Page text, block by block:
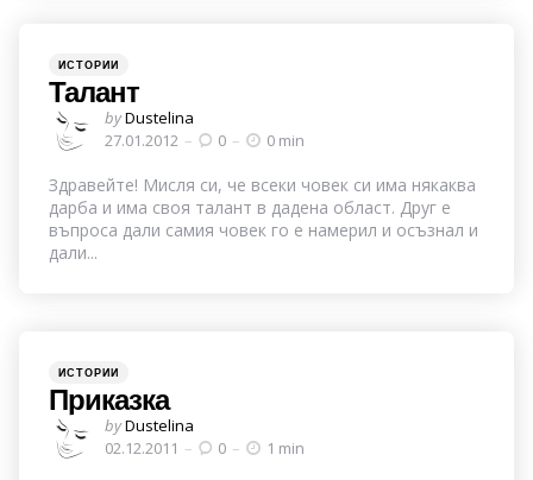
Categories
Posted
ИСТОРИИ
Талант
Posted
by
byDustelina
27.01.2012
0 0 min
Здравейте! Мисля си, че всеки човек си има някаква
дарба и има своя талант в дадена област. Друг е
въпроса дали самия човек го е намерил и осъзнал и
дали...
Categories
Posted
ИСТОРИИ
Приказка
Posted
by
byDustelina
02.12.2011
0 1 min